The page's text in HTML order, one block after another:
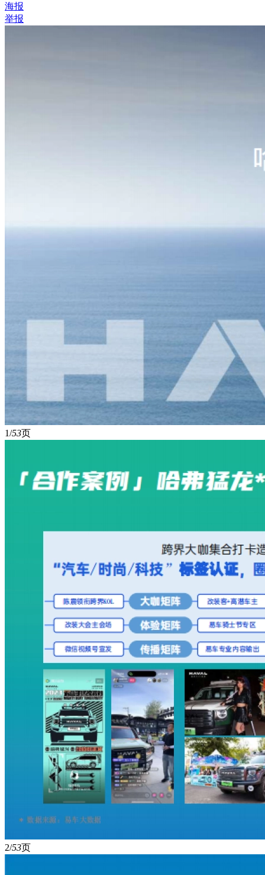
海报
举报
1/53页
2/53页